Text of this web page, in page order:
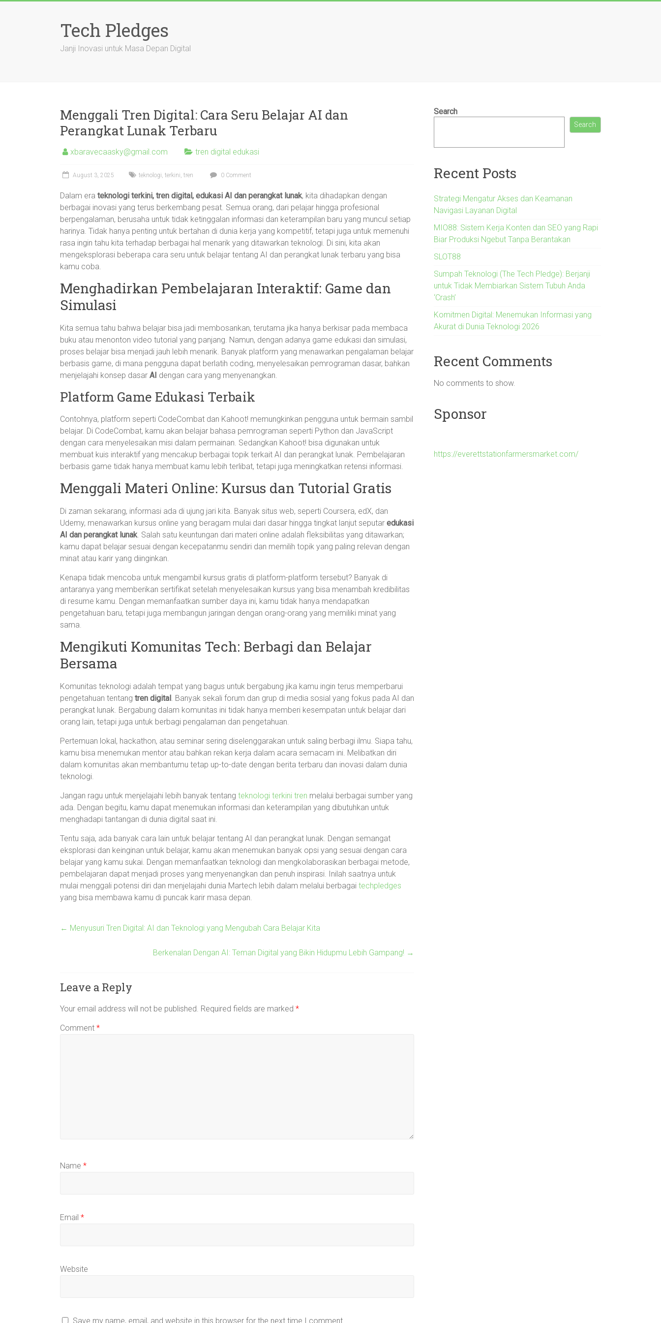
Tech Pledges
Janji Inovasi untuk Masa Depan Digital
Menggali Tren Digital: Cara Seru Belajar AI dan
Perangkat Lunak Terbaru
xbaravecaasky@gmail.com tren digital edukasi
August 3, 2025 teknologi, terkini, tren 0 Comment
Dalam era teknologi terkini, tren digital, edukasi AI dan perangkat lunak, kita dihadapkan dengan
berbagai inovasi yang terus berkembang pesat. Semua orang, dari pelajar hingga profesional
berpengalaman, berusaha untuk tidak ketinggalan informasi dan keterampilan baru yang muncul setiap
harinya. Tidak hanya penting untuk bertahan di dunia kerja yang kompetitif, tetapi juga untuk memenuhi
rasa ingin tahu kita terhadap berbagai hal menarik yang ditawarkan teknologi. Di sini, kita akan
mengeksplorasi beberapa cara seru untuk belajar tentang AI dan perangkat lunak terbaru yang bisa
kamu coba.
Menghadirkan Pembelajaran Interaktif: Game dan
Simulasi
Kita semua tahu bahwa belajar bisa jadi membosankan, terutama jika hanya berkisar pada membaca
buku atau menonton video tutorial yang panjang. Namun, dengan adanya game edukasi dan simulasi,
proses belajar bisa menjadi jauh lebih menarik. Banyak platform yang menawarkan pengalaman belajar
berbasis game, di mana pengguna dapat berlatih coding, menyelesaikan pemrograman dasar, bahkan
menjelajahi konsep dasar AI dengan cara yang menyenangkan.
Platform Game Edukasi Terbaik
Contohnya, platform seperti CodeCombat dan Kahoot! memungkinkan pengguna untuk bermain sambil
belajar. Di CodeCombat, kamu akan belajar bahasa pemrograman seperti Python dan JavaScript
dengan cara menyelesaikan misi dalam permainan. Sedangkan Kahoot! bisa digunakan untuk
membuat kuis interaktif yang mencakup berbagai topik terkait AI dan perangkat lunak. Pembelajaran
berbasis game tidak hanya membuat kamu lebih terlibat, tetapi juga meningkatkan retensi informasi.
Menggali Materi Online: Kursus dan Tutorial Gratis
Di zaman sekarang, informasi ada di ujung jari kita. Banyak situs web, seperti Coursera, edX, dan
Udemy, menawarkan kursus online yang beragam mulai dari dasar hingga tingkat lanjut seputar edukasi
AI dan perangkat lunak. Salah satu keuntungan dari materi online adalah fleksibilitas yang ditawarkan;
kamu dapat belajar sesuai dengan kecepatanmu sendiri dan memilih topik yang paling relevan dengan
minat atau karir yang diinginkan.
Kenapa tidak mencoba untuk mengambil kursus gratis di platform-platform tersebut? Banyak di
antaranya yang memberikan sertifikat setelah menyelesaikan kursus yang bisa menambah kredibilitas
di resume kamu. Dengan memanfaatkan sumber daya ini, kamu tidak hanya mendapatkan
pengetahuan baru, tetapi juga membangun jaringan dengan orang-orang yang memiliki minat yang
sama.
Mengikuti Komunitas Tech: Berbagi dan Belajar
Bersama
Komunitas teknologi adalah tempat yang bagus untuk bergabung jika kamu ingin terus memperbarui
pengetahuan tentang tren digital. Banyak sekali forum dan grup di media sosial yang fokus pada AI dan
perangkat lunak. Bergabung dalam komunitas ini tidak hanya memberi kesempatan untuk belajar dari
orang lain, tetapi juga untuk berbagi pengalaman dan pengetahuan.
Pertemuan lokal, hackathon, atau seminar sering diselenggarakan untuk saling berbagi ilmu. Siapa tahu,
kamu bisa menemukan mentor atau bahkan rekan kerja dalam acara semacam ini. Melibatkan diri
dalam komunitas akan membantumu tetap up-to-date dengan berita terbaru dan inovasi dalam dunia
teknologi.
Jangan ragu untuk menjelajahi lebih banyak tentang teknologi terkini tren melalui berbagai sumber yang
ada. Dengan begitu, kamu dapat menemukan informasi dan keterampilan yang dibutuhkan untuk
menghadapi tantangan di dunia digital saat ini.
Tentu saja, ada banyak cara lain untuk belajar tentang AI dan perangkat lunak. Dengan semangat
eksplorasi dan keinginan untuk belajar, kamu akan menemukan banyak opsi yang sesuai dengan cara
belajar yang kamu sukai. Dengan memanfaatkan teknologi dan mengkolaborasikan berbagai metode,
pembelajaran dapat menjadi proses yang menyenangkan dan penuh inspirasi. Inilah saatnya untuk
mulai menggali potensi diri dan menjelajahi dunia Martech lebih dalam melalui berbagai techpledges
yang bisa membawa kamu di puncak karir masa depan.
← Menyusuri Tren Digital: AI dan Teknologi yang Mengubah Cara Belajar Kita
Berkenalan Dengan AI: Teman Digital yang Bikin Hidupmu Lebih Gampang! →
Leave a Reply
Your email address will not be published. Required fields are marked *
Comment *
Name *
Email *
Website
Save my name, email, and website in this browser for the next time I comment.
Search
Search
Recent Posts
Strategi Mengatur Akses dan Keamanan
Navigasi Layanan Digital
MIO88: Sistem Kerja Konten dan SEO yang Rapi
Biar Produksi Ngebut Tanpa Berantakan
SLOT88
Sumpah Teknologi (The Tech Pledge): Berjanji
untuk Tidak Membiarkan Sistem Tubuh Anda
‘Crash’
Komitmen Digital: Menemukan Informasi yang
Akurat di Dunia Teknologi 2026
Recent Comments
No comments to show.
Sponsor
https://everettstationfarmersmarket.com/